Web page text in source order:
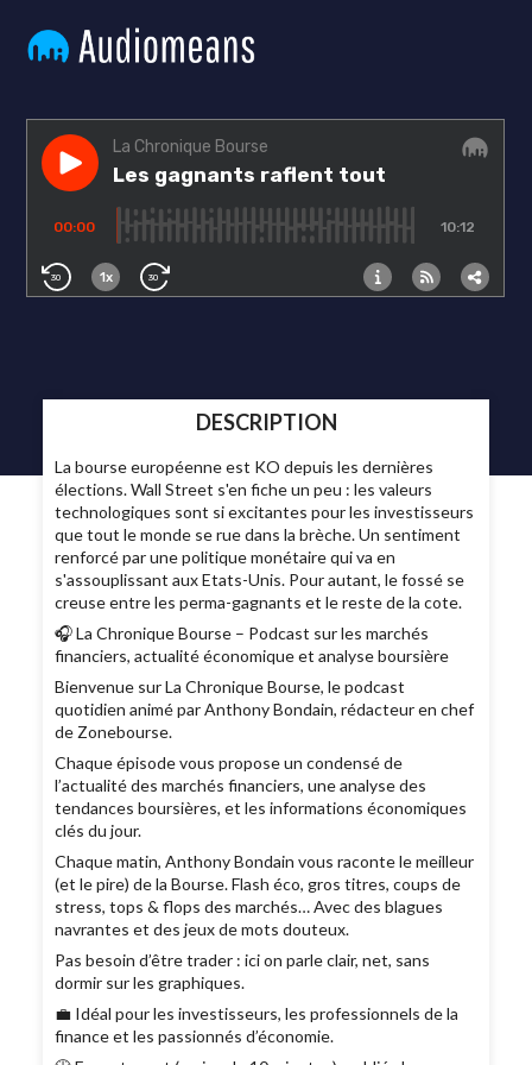
DESCRIPTION
La bourse européenne est KO depuis les dernières
élections. Wall Street s'en fiche un peu : les valeurs
technologiques sont si excitantes pour les investisseurs
que tout le monde se rue dans la brèche. Un sentiment
renforcé par une politique monétaire qui va en
s'assouplissant aux Etats-Unis. Pour autant, le fossé se
creuse entre les perma-gagnants et le reste de la cote.
🎧 La Chronique Bourse – Podcast sur les marchés
financiers, actualité économique et analyse boursière
Bienvenue sur La Chronique Bourse, le podcast
quotidien animé par Anthony Bondain, rédacteur en chef
de Zonebourse.
Chaque épisode vous propose un condensé de
l’actualité des marchés financiers, une analyse des
tendances boursières, et les informations économiques
clés du jour.
Chaque matin, Anthony Bondain vous raconte le meilleur
(et le pire) de la Bourse. Flash éco, gros titres, coups de
stress, tops & flops des marchés… Avec des blagues
navrantes et des jeux de mots douteux.
Pas besoin d’être trader : ici on parle clair, net, sans
dormir sur les graphiques.
💼 Idéal pour les investisseurs, les professionnels de la
finance et les passionnés d’économie.